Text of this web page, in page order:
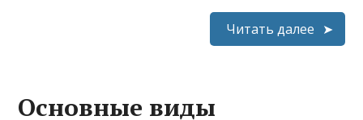
Читать далее
Основные виды